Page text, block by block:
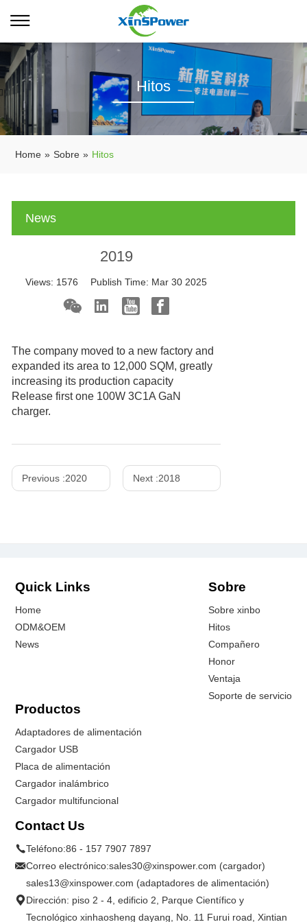
Hitos
Home » Sobre » Hitos
News
2019
Views: 1576 Publish Time: Mar 30 2025
The company moved to a new factory and
expanded its area to 12,000 SQM, greatly
increasing its production capacity
Release first one 100W 3C1A GaN
charger.
Previous :2020 Next :2018
Quick Links
Home
ODM&OEM
News
Sobre
Sobre xinbo
Hitos
Compañero
Honor
Ventaja
Soporte de servicio
Productos
Adaptadores de alimentación
Cargador USB
Placa de alimentación
Cargador inalámbrico
Cargador multifuncional
Contact Us
Teléfono:86 - 157 7907 7897
Correo electrónico:sales30@xinspower.com (cargador)
sales13@xinspower.com (adaptadores de alimentación)
Dirección: piso 2 - 4, edificio 2, Parque Científico y
Tecnológico xinhaosheng dayang, No. 11 Furui road, Xintian